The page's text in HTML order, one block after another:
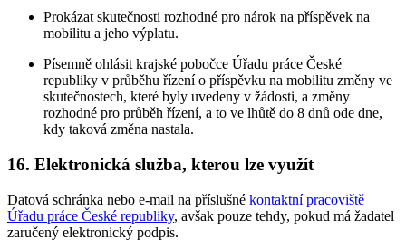
Prokázat skutečnosti rozhodné pro nárok na příspěvek na
mobilitu a jeho výplatu.
Písemně ohlásit krajské pobočce Úřadu práce České
republiky v průběhu řízení o příspěvku na mobilitu změny ve
skutečnostech, které byly uvedeny v žádosti, a změny
rozhodné pro průběh řízení, a to ve lhůtě do 8 dnů ode dne,
kdy taková změna nastala.
16. Elektronická služba, kterou lze využít
Datová schránka nebo e-mail na příslušné kontaktní pracoviště
Úřadu práce České republiky, avšak pouze tehdy, pokud má žadatel
zaručený elektronický podpis.